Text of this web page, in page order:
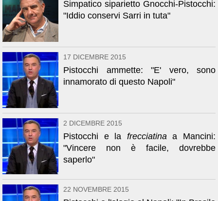
Simpatico siparietto Gnocchi-Pistocchi:
"Iddio conservi Sarri in tuta"
17 DICEMBRE 2015
Pistocchi ammette: "E' vero, sono
innamorato di questo Napoli"
2 DICEMBRE 2015
Pistocchi e la frecciatinaa Mancini:
"Vincere non è facile, dovrebbe
saperlo"
22 NOVEMBRE 2015